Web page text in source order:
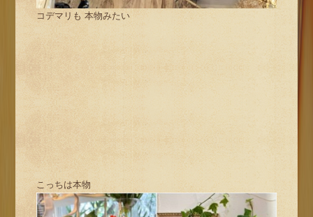
コデマリも 本物みたい
こっちは本物